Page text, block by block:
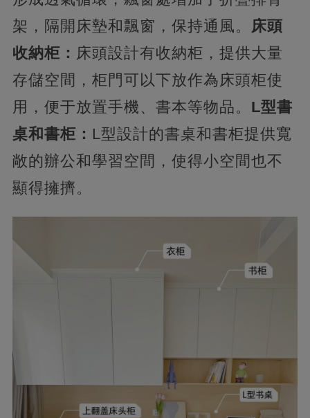
架，隔開床墊和飄窗，保持通風。 床頭
收納柜： 床頭設計有收納柜，提供大量
存儲空間，柜門可以下放作為床頭柜使
用，便于放置手機、書本等物品。 L型書
桌和書柜： L型設計的書桌和書柜提供寬
敞的辦公和學習空間，使得小空間也不
顯得擁擠。